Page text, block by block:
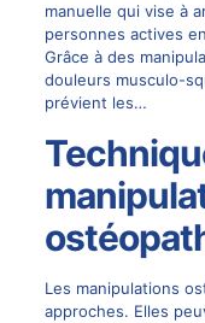
manuelle qui vise à
personnes actives
Grâce à des
douleurs musculo-
prévient les…
Les manipulations
approches. Elles